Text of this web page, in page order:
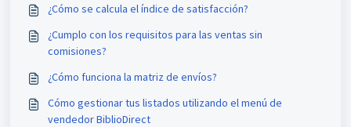
¿Cómo se calcula el índice de satisfacción?
¿Cumplo con los requisitos para las ventas sin
comisiones?
¿Cómo funciona la matriz de envíos?
Cómo gestionar tus listados utilizando el menú de
vendedor BiblioDirect